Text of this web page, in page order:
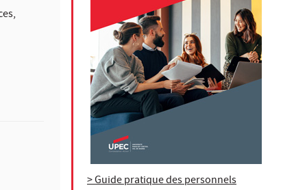
> Guide pratique des personnels